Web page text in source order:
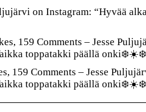
on Instagram: “Hyvää
159 Comments – Jesse
toppatakki päällä
159 Comments – Jesse
toppatakki päällä